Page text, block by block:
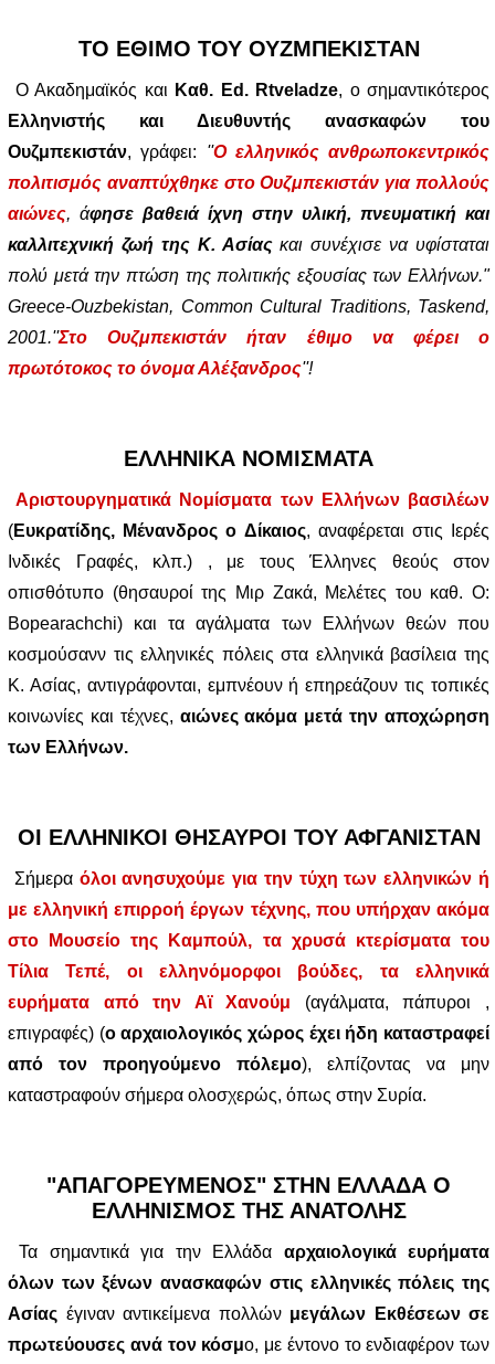
ΤΟ ΕΘΙΜΟ ΤΟΥ ΟΥΖΜΠΕΚΙΣΤΑΝ
Ο Ακαδημαϊκός και Καθ. Εd. Rtveladze, ο σημαντικότερος
Ελληνιστής και Διευθυντής ανασκαφών του
Ουζμπεκιστάν, γράφει: ''Ο ελληνικός ανθρωποκεντρικός
πολιτισμός αναπτύχθηκε στο Ουζμπεκιστάν για πολλούς
αιώνες, άφησε βαθειά ίχνη στην υλική, πνευματική και
καλλιτεχνική ζωή της Κ. Ασίαςκαι συνέχισε να υφίσταται
πολύ μετά την πτώση της πολιτικής εξουσίας των Ελλήνων."
Greece-Ouzbekistan, Common Cultural Traditions, Taskend,
2001.''Στο Ουζμπεκιστάν ήταν έθιμο να φέρει ο
πρωτότοκος το όνομα Αλέξανδρος''!
ΕΛΛΗΝΙΚΑ ΝΟΜΙΣΜΑΤΑ
Αριστουργηματικά Νομίσματα των Ελλήνων βασιλέων
(Ευκρατίδης, Μένανδρος ο Δίκαιος, αναφέρεται στις Ιερές
Ινδικές Γραφές, κλπ.) , με τους Έλληνες θεούς στον
οπισθότυπο (θησαυροί της Μιρ Ζακά, Μελέτες του καθ. O:
Bopearachchi) και τα αγάλματα των Ελλήνων θεών που
κοσμούσανν τις ελληνικές πόλεις στα ελληνικά βασίλεια της
Κ. Ασίας, αντιγράφονται, εμπνέουν ή επηρεάζουν τις τοπικές
κοινωνίες και τέχνες, αιώνες ακόμα μετά την αποχώρηση
των Ελλήνων.
ΟΙ ΕΛΛΗΝΙΚΟΙ ΘΗΣΑΥΡΟΙ ΤΟΥ ΑΦΓΑΝΙΣΤΑΝ
Σήμερα όλοι ανησυχούμε για την τύχη των ελληνικών ή
με ελληνική επιρροή έργων τέχνης, που υπήρχαν ακόμα
στο Μουσείο της Καμπούλ, τα χρυσά κτερίσματα του
Τίλια Τεπέ, οι ελληνόμορφοι βούδες, τα ελληνικά
ευρήματα από την Αϊ Χανούμ (αγάλματα, πάπυροι ,
επιγραφές) (ο αρχαιολογικός χώρος έχει ήδη καταστραφεί
από τον προηγούμενο πόλεμο), ελπίζοντας να μην
καταστραφούν σήμερα ολοσχερώς, όπως στην Συρία.
"ΑΠΑΓΟΡΕΥΜΕΝΟΣ" ΣΤΗΝ ΕΛΛΑΔΑ Ο
ΕΛΛΗΝΙΣΜΟΣ ΤΗΣ ΑΝΑΤΟΛΗΣ
Τα σημαντικά για την Ελλάδα αρχαιολογικά ευρήματα
όλων των ξένων ανασκαφών στις ελληνικές πόλεις της
Ασίας έγιναν αντικείμενα πολλών μεγάλων Εκθέσεων σε
πρωτεύουσες ανά τον κόσμο, με έντονο το ενδιαφέρον των